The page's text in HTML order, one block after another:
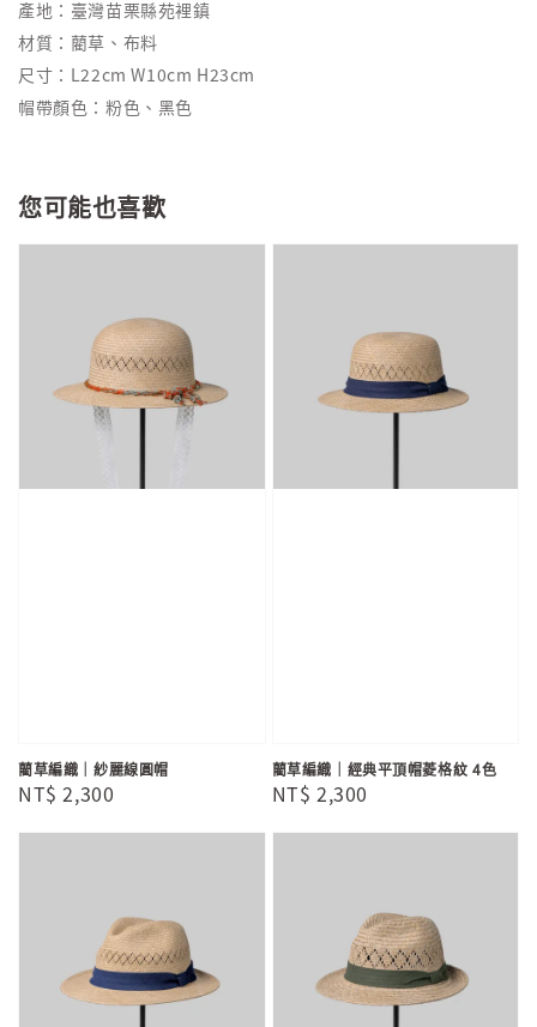
產地：臺灣苗栗縣苑裡鎮
材質：藺草、布料
尺寸：L22cm W10cm H23cm
帽帶顏色：粉色、黑色
您可能也喜歡
藺草編織｜紗麗線圓帽
Regular
NT$ 2,300
藺草編織｜經典平頂帽菱格紋 4色
Regular
NT$ 2,300